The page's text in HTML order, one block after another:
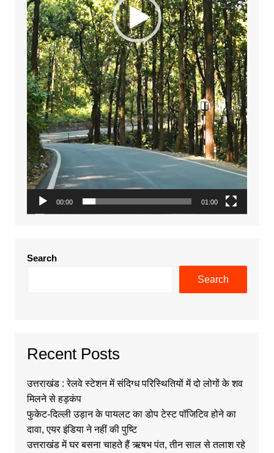
00:00 01:00
Search
Search
Recent Posts
उत्तराखंड : रेलवे स्टेशन में संदिग्ध परिस्थितियों में दो लोगों के शव
मिलने से हड़कंप
फुकेट-दिल्ली उड़ान के पायलट का डोप टेस्ट पॉजिटिव होने का
दावा, एयर इंडिया ने नहीं की पुष्टि
उत्तराखंड में घर बसना चाहते हैं ऋषभ पंत, तीन साल से तलाश रहे